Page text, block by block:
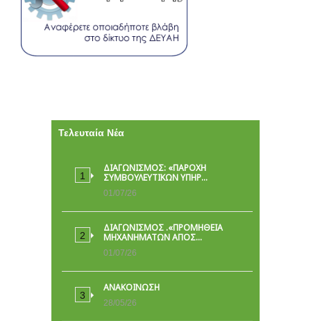
Τελευταία Νέα
ΔΙΑΓΩΝΙΣΜΟΣ: «ΠΑΡΟΧΉ
ΣΥΜΒΟΥΛΕΥΤΙΚΏΝ ΥΠΗΡ…
01/07/26
ΔΙΑΓΩΝΙΣΜΟΣ .«ΠΡΟΜΗΘΕΙΑ
ΜΗΧΑΝΗΜΑΤΩΝ ΑΠΟΣ…
01/07/26
ΑΝΑΚΟΙΝΩΣΗ
28/05/26